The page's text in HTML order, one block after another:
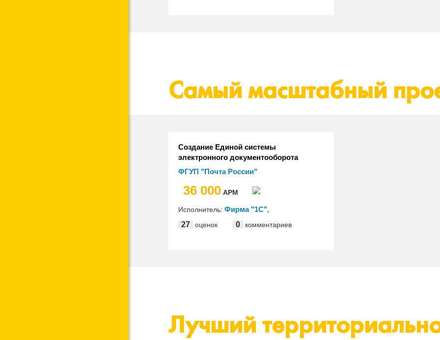
Самый масштабный
Создание Единой системы
электронного документооборота
(ЕСЭД) ФГУП "Почта России" на базе
ФГУП "Почта России"
36 000 АРМ
Исполнитель: Фирма "1С",
"Национальный центр
информатизации", "Ланит", "1С-КСУ",
27 оценок 0 комментариев
Лучший